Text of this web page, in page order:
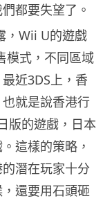
都要失望了。
，Wii U的遊戲
模式，不同區域
近3DS上，香
就是說香港行
版的遊戲，日本
這樣的策略，
潛在玩家十分
還要用石頭砸